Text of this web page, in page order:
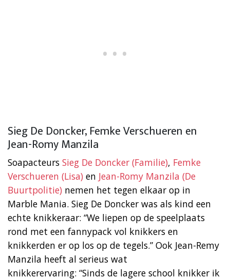
Sieg De Doncker, Femke Verschueren en
Jean-Romy Manzila
Soapacteurs Sieg De Doncker (Familie), Femke
Verschueren (Lisa) en Jean-Romy Manzila (De
Buurtpolitie) nemen het tegen elkaar op in
Marble Mania. Sieg De Doncker was als kind een
echte knikkeraar: “We liepen op de speelplaats
rond met een fannypack vol knikkers en
knikkerden er op los op de tegels.” Ook Jean-Remy
Manzila heeft al serieus wat
knikkerervaring: “Sinds de lagere school knikker ik